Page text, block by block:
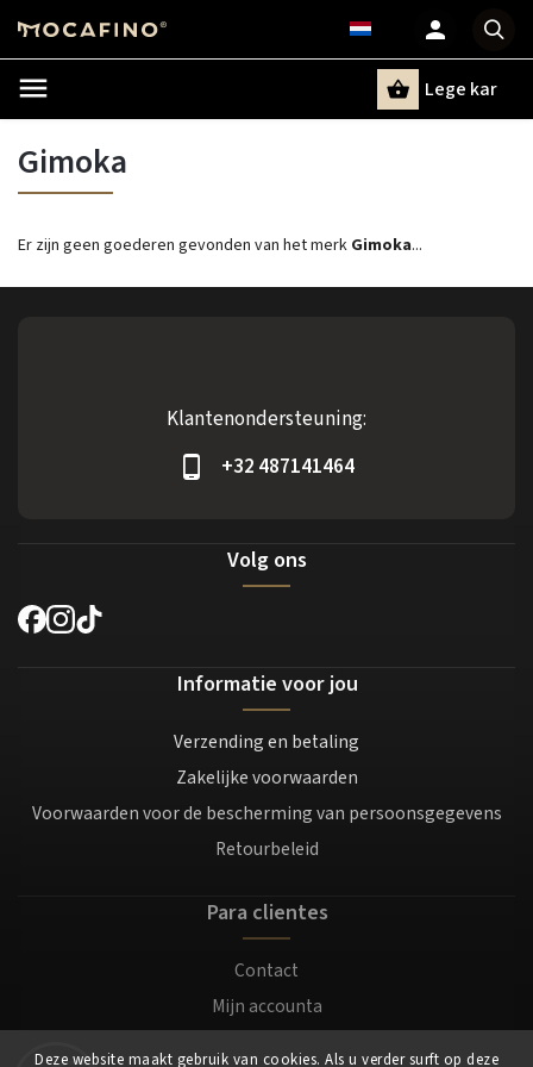
Deze website maakt gebruik van cookies. Als u verder surft op deze
Lege kar
Gimoka
Er zijn geen goederen gevonden van het merk Gimoka...
Klantenondersteuning:
+32 487141464
Volg ons
Informatie voor jou
Verzending en betaling
Zakelijke voorwaarden
Voorwaarden voor de bescherming van persoonsgegevens
Retourbeleid
Para clientes
Contact
Mijn accounta